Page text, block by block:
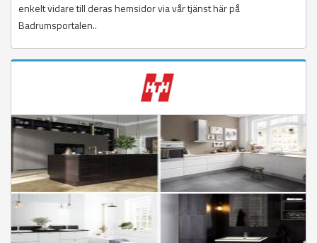
enkelt vidare till deras hemsidor via vår tjänst här på
Badrumsportalen..